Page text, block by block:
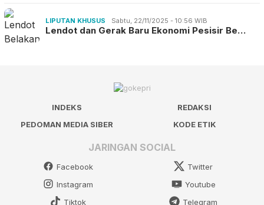
LIPUTAN KHUSUS Sabtu, 22/11/2025 - 10:56 WIB
Lendot dan Gerak Baru Ekonomi Pesisir Be…
INDEKS
REDAKSI
PEDOMAN MEDIA SIBER
KODE ETIK
JARINGAN SOCIAL
Facebook
Twitter
Instagram
Youtube
Tiktok
Telegram